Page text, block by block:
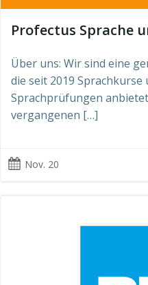
Profectus Sprache
Über uns: Wir sind eine
die seit 2019
Sprachprüfungen
vergangenen […]
Nov. 20